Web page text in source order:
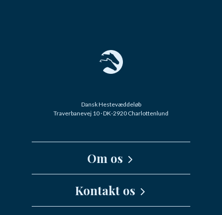
Dansk Hestevæddeløb
Traverbanevej 10 · DK-2920 Charlottenlund
Om os
Kontakt os